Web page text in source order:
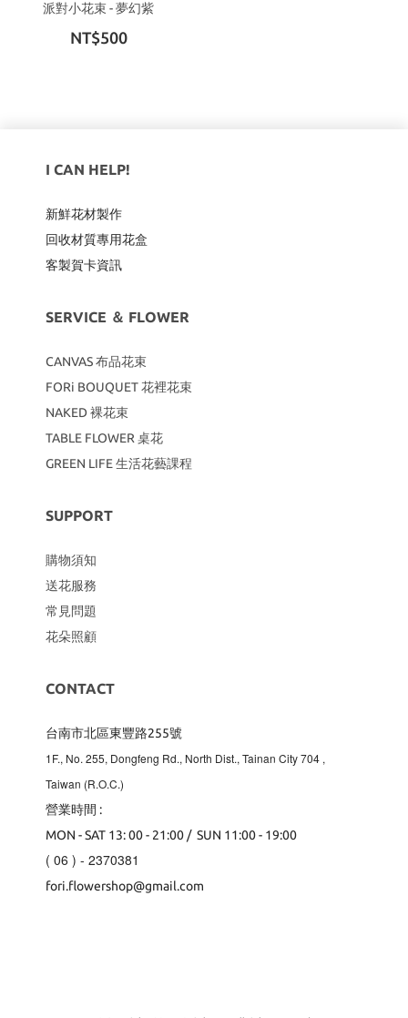
派對小花束 - 夢幻紫
NT$500
I CAN HELP!
新鮮花材製作
回收材質專用花盒
客製賀卡資訊
SERVICE ＆ FLOWER
CANVAS布品花束
FORi BOUQUET 花裡花束
NAKED 裸花束
TABLE FLOWER 桌花
GREEN LIFE 生活花藝課程
SUPPORT
購物須知
送花服務
常見問題
花朵照顧
CONTACT
台南市北區東豐路255號
1F., No. 255, Dongfeng Rd., North Dist., Tainan City 704 ,
Taiwan (R.O.C.)
營業時間 :
MON - SAT 13: 00 - 21:00 / SUN 11:00 - 19:00
( 06 ) - 2370381
fori.flowershop@gmail.com